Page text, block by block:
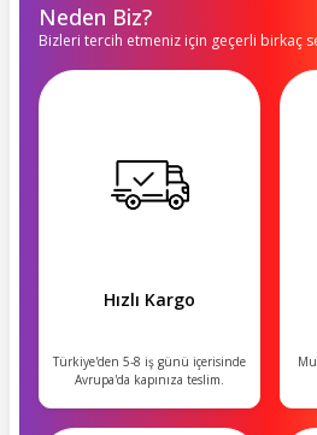
Neden Biz?
Bizleri tercih etmeniz için geçerli birkaç
Hızlı Kargo
Türkiye'den 5-8 iş günü içerisinde
Avrupa'da kapınıza teslim.